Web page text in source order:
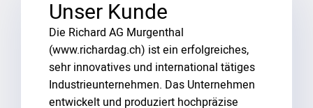
Unser Kunde
Die Richard AG Murgenthal
(www.richardag.ch) ist ein erfolgreiches,
sehr innovatives und international tätiges
Industrieunternehmen. Das Unternehmen
entwickelt und produziert hochpräzise